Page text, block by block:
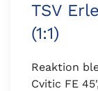
TSV
(1:1)
Reaktion
Cvitic FE